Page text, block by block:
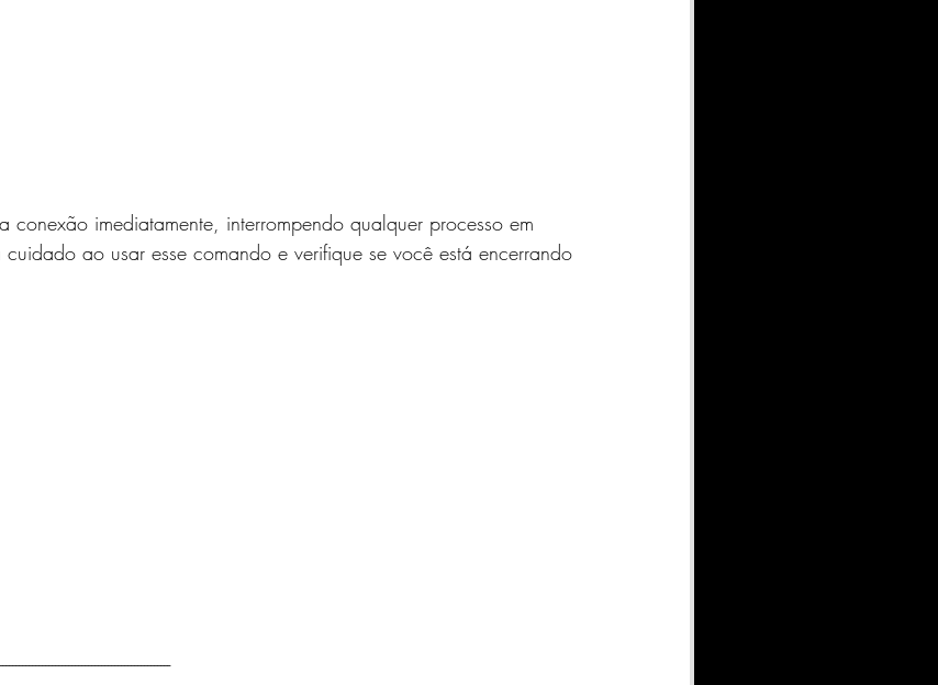
conexão imediatamente, interrompendo qualquer processo em
ao usar esse comando e verifique se você está encerrando